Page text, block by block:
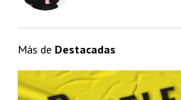
Más de Destacadas